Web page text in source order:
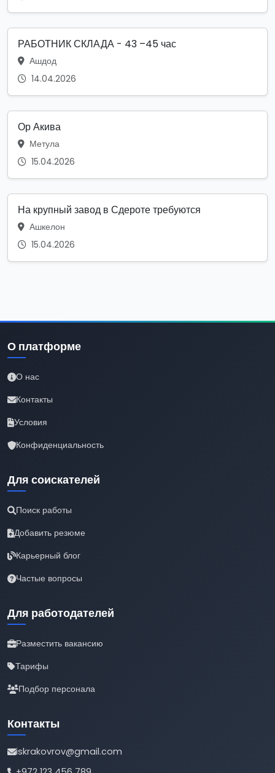
РАБОТНИК СКЛАДА - 43 –45 час
Ашдод
14.04.2026
Ор Акива
Метула
15.04.2026
На крупный завод в Сдероте требуются
Ашкелон
15.04.2026
О платформе
О нас
Контакты
Условия
Конфиденциальность
Для соискателей
Поиск работы
Добавить резюме
Карьерный блог
Частые вопросы
Для работодателей
Разместить вакансию
Тарифы
Подбор персонала
Контакты
iskrakovrov@gmail.com